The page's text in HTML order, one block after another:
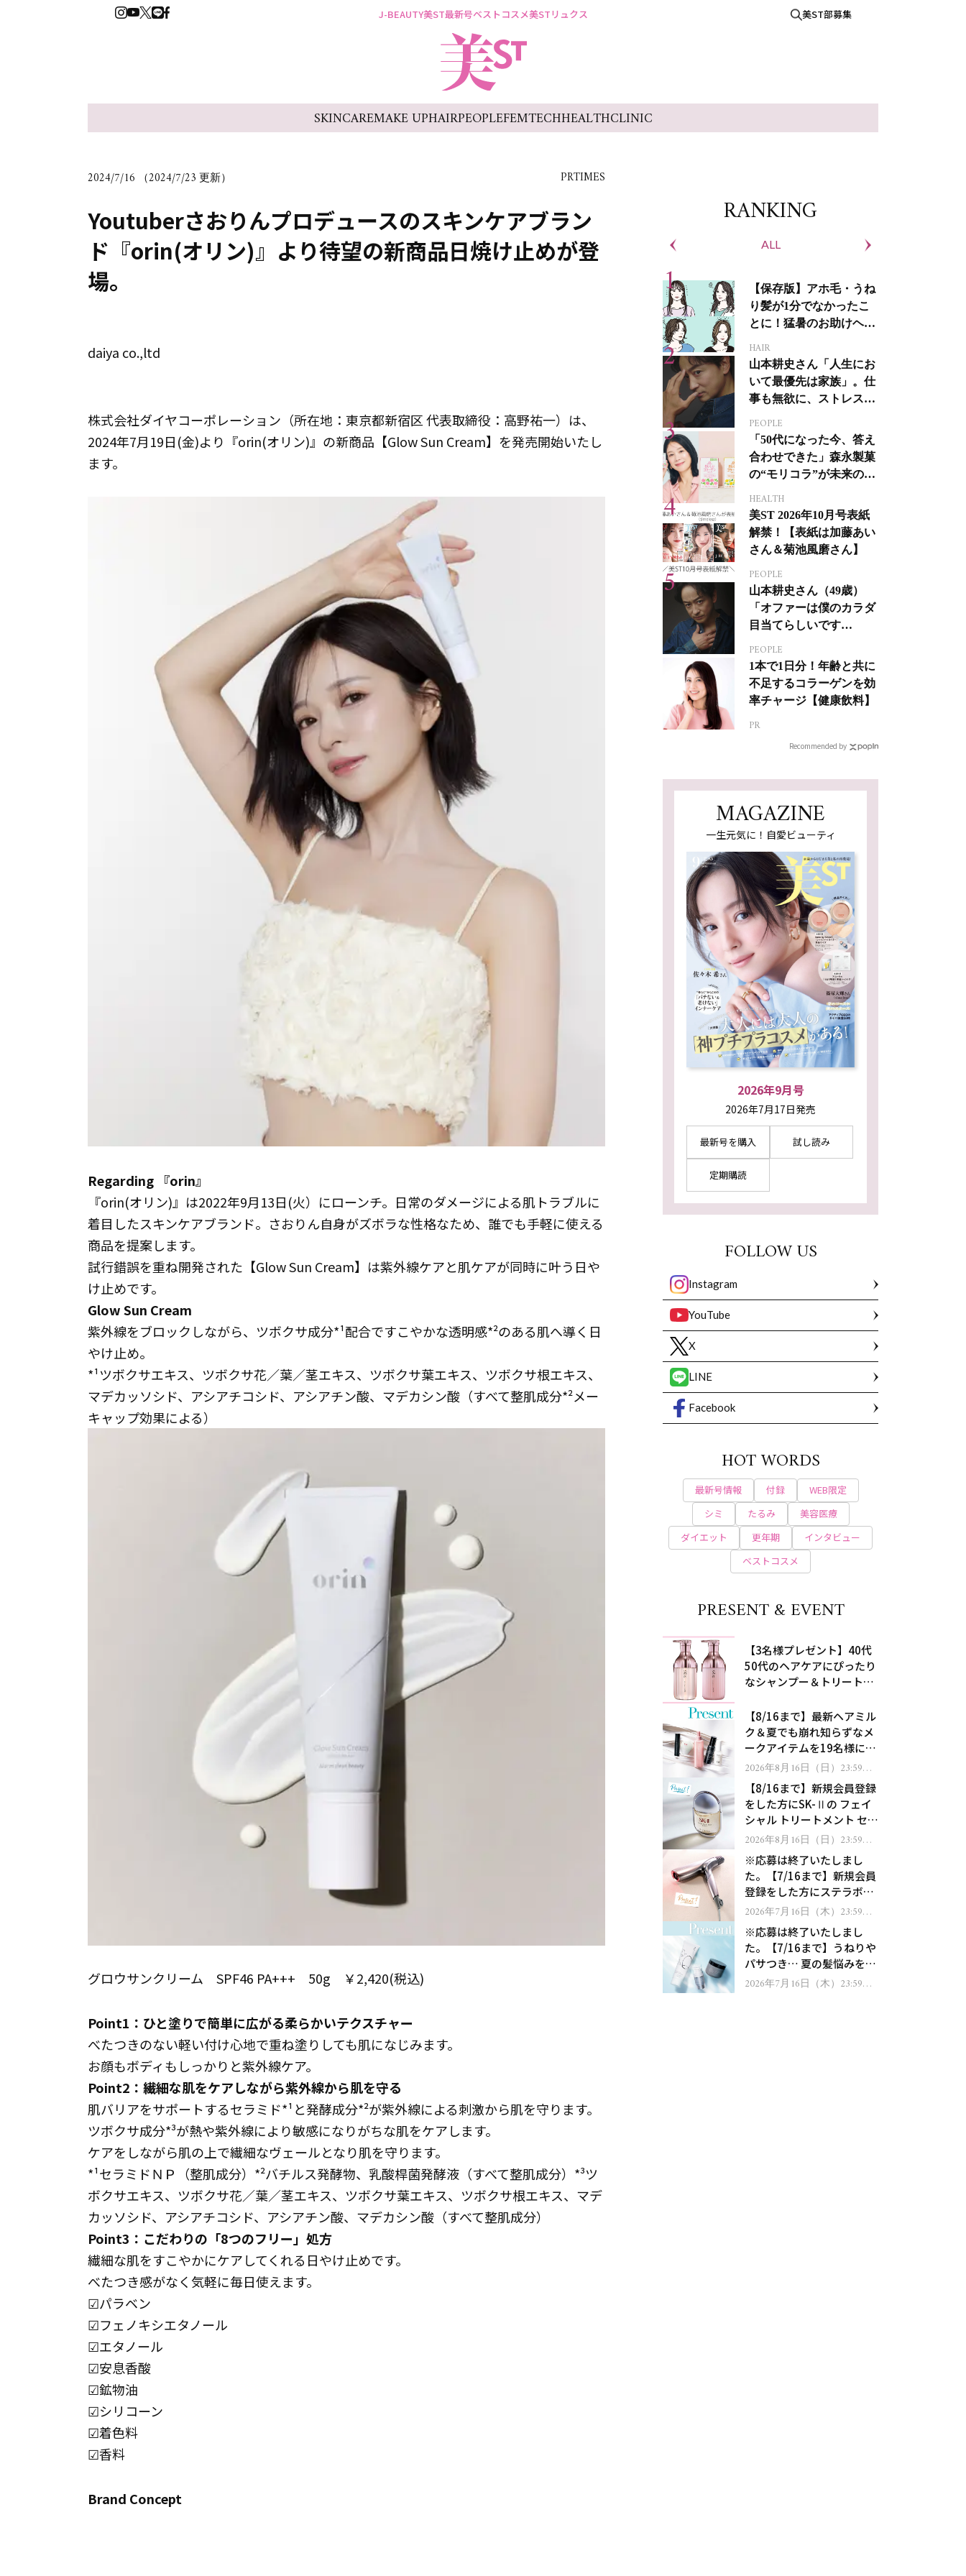
J-BEAUTY美ST最新号ベストコスメ美STリュクス 美ST部募集
SKINCAREMAKE UPHAIRPEOPLEFEMTECHHEALTHCLINIC
2024/7/16 （2024/7/23 更新） PRTIMES
Youtuberさおりんプロデュースのスキンケアブラン
ド『orin(オリン)』より待望の新商品日焼け止めが登
場。
daiya co.,ltd
株式会社ダイヤコーポレーション（所在地：東京都新宿区 代表取締役：高野祐一）は、
2024年7月19日(金)より『orin(オリン)』の新商品【Glow Sun Cream】を発売開始いたし
ます。
Regarding 『orin』
『orin(オリン)』は2022年9月13日(火）にローンチ。日常のダメージによる肌トラブルに
着目したスキンケアブランド。さおりん自身がズボラな性格なため、誰でも手軽に使える
商品を提案します。
試行錯誤を重ね開発された【Glow Sun Cream】は紫外線ケアと肌ケアが同時に叶う日や
け止めです。
Glow Sun Cream
紫外線をブロックしながら、ツボクサ成分*¹配合ですこやかな透明感*²のある肌へ導く日
やけ止め。
*¹ツボクサエキス、ツボクサ花／葉／茎エキス、ツボクサ葉エキス、ツボクサ根エキス、
マデカッソシド、アシアチコシド、アシアチン酸、マデカシン酸（すべて整肌成分*²メー
キャップ効果による）
グロウサンクリーム SPF46 PA+++ 50g ￥2,420(税込)
Point1：ひと塗りで簡単に広がる柔らかいテクスチャー
べたつきのない軽い付け心地で重ね塗りしても肌になじみます。
お顔もボディもしっかりと紫外線ケア。
Point2： 繊細な肌をケアしながら紫外線から肌を守る
肌バリアをサポートするセラミド*¹と発酵成分*²が紫外線による刺激から肌を守ります。
ツボクサ成分*³が熱や紫外線により敏感になりがちな肌をケアします。
ケアをしながら肌の上で繊細なヴェールとなり肌を守ります。
*¹セラミドＮＰ（整肌成分）*²バチルス発酵物、乳酸桿菌発酵液（すべて整肌成分）*³ツ
ボクサエキス、ツボクサ花／葉／茎エキス、ツボクサ葉エキス、ツボクサ根エキス、マデ
カッソシド、アシアチコシド、アシアチン酸、マデカシン酸（すべて整肌成分）
Point3： こだわりの「8つのフリー」処方
繊細な肌をすこやかにケアしてくれる日やけ止めです。
べたつき感がなく気軽に毎日使えます。
☑パラベン
☑フェノキシエタノール
☑エタノール
☑安息香酸
☑鉱物油
☑シリコーン
☑着色料
☑香料
Brand Concept
RANKING
ALL
【保存版】アホ毛・うね
り髪が1分でなかったこ
とに！猛暑のお助けヘア
HAIR
山本耕史さん「人生にお
いて最優先は家族」。仕
事も無欲に、ストレスを
PEOPLE
「50代になった今、答え
合わせできた」森永製菓
の“モリコラ”が未来のキ
HEALTH
美ST 2026年10月号表紙
解禁！【表紙は加藤あい
さん＆菊池風磨さん】
PEOPLE
山本耕史さん（49歳）
「オファーは僕のカラダ
目当てらしいです
ジカルへの挑戦
PEOPLE
1本で1日分！年齢と共に
不足するコラーゲンを効
率チャージ【健康飲料】
PR
Recommended by
MAGAZINE
一生元気に！自愛ビューティ
2026年9月号
2026年7月17日発売
最新号を購入 試し読み
定期購読
FOLLOW US
Instagram
YouTube
X
LINE
Facebook
HOT WORDS
最新号情報 付録
WEB限定
シミ
たるみ
美容医療
ダイエット
更年期
インタビュー
ベストコスメ
PRESENT & EVENT
【3名様プレゼント】40代
50代のヘアケアにぴったり
なシャンプー＆トリートメ
処！
【8/16まで】最新ヘアミル
ク＆夏でも崩れ知らずなメ
ークアイテムを19名様にプ
レゼント！
2026年8月16日（日）23:59ま
で【8/16まで】新規会員登録
をした方にSK-Ⅱの フェイ
シャル トリートメント セラ
ムをプレゼント！
2026年8月16日（日）23:59ま
※応募は終了いたしまし
た。【7/16まで】新規会員
登録をした方にステラボー
テのシャインリバース ヘア
ゼント！
2026年7月16日（木）23:59ま
※応募は終了いたしまし
た。【7/16まで】うねりや
パサつき… 夏の髪悩みを解
消するヘアケアアイテムを
2026年7月16日（木）23:59ま